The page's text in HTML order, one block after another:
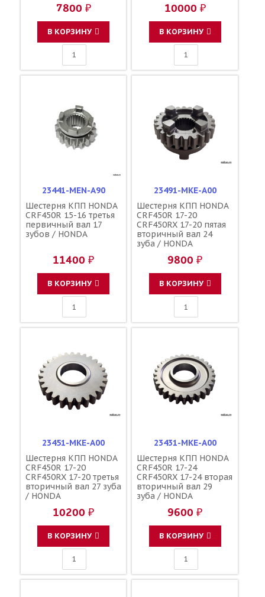
7800 ₽
В КОРЗИНУ
10000 ₽
В КОРЗИНУ
23441-MEN-A90
Шестерня КПП HONDA
CRF450R 15-16 третья
первичный вал 17
зубов / HONDA
11400 ₽
В КОРЗИНУ
23491-MKE-A00
Шестерня КПП HONDA
CRF450R 17-20
CRF450RX 17-20 пятая
вторичный вал 24
зуба / HONDA
9800 ₽
В КОРЗИНУ
23451-MKE-A00
Шестерня КПП HONDA
CRF450R 17-20
CRF450RX 17-20 третья
вторичный вал 27 зуба
/ HONDA
10200 ₽
В КОРЗИНУ
23431-MKE-A00
Шестерня КПП HONDA
CRF450R 17-24
CRF450RX 17-24 вторая
вторичный вал 29
зуба / HONDA
9600 ₽
В КОРЗИНУ